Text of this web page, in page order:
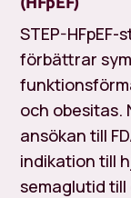
STEP-
förbättrar
och obesitas.
ansökan till
indikation till
semaglutid till